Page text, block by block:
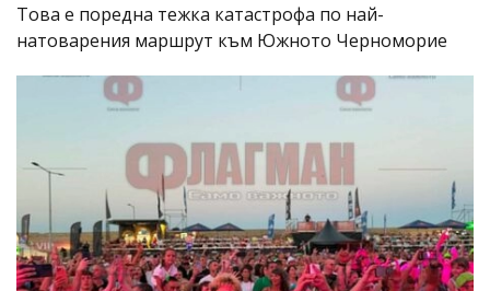
Това е поредна тежка катастрофа по най-
натоварения маршрут към Южното Черноморие